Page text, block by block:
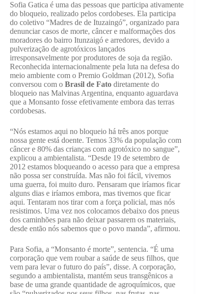
Sofia Gatica é uma das pessoas que participa ativamente
do bloqueio, realizado pelos cordobeses. Ela participa
do coletivo “Madres de de Ituzaingó”, organizado para
denunciar casos de morte, câncer e malformações dos
moradores do bairro Itunzaigó e arredores, devido a
pulverização de agrotóxicos lançados
irresponsavelmente por produtores de soja da região.
Reconhecida internacionalmente pela luta na defesa do
meio ambiente com o Premio Goldman (2012), Sofia
conversou com o Brasil de Fato diretamente do
bloqueio nas Malvinas Argentina, enquanto aguardava
que a Monsanto fosse efetivamente embora das terras
cordobesas.
“Nós estamos aqui no bloqueio há três anos porque
nossa gente está doente. Temos 33% da população com
câncer e 80% das crianças com agrotóxico no sangue”,
explicou a ambientalista. “Desde 19 de setembro de
2012 estamos bloqueando o acesso para que a empresa
não possa ser construída. Mas não foi fácil, vivemos
uma guerra, foi muito duro. Pensaram que iríamos ficar
alguns dias e iríamos embora, mas tivemos que ficar
aqui. Tentaram nos tirar com a força policial, mas nós
resistimos. Uma vez nos colocamos debaixo dos pneus
dos caminhões para não deixar passarem os materiais,
desde então nós sabemos que o povo manda”, afirmou.
Para Sofia, a “Monsanto é morte”, sentencia. “É uma
corporação que vem roubar a saúde de seus filhos, que
vem para levar o futuro do país”, disse. A corporação,
segundo a ambientalista, mantém seus transgênicos a
base de uma grande quantidade de agroquímicos, que